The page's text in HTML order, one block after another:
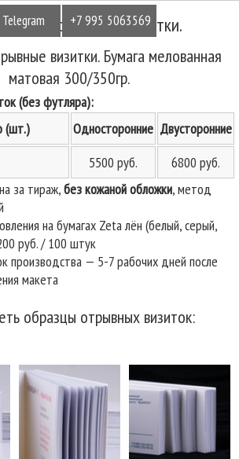
Telegram +7 995 5063569
на отрывные визитки.
визитки. Бумага мелованная
матовая 300/350гр.
(без футляра):
(шт.)
Односторонние Двусторонние
5500 руб.
6800 руб.
за тираж,без кожаной обложки, метод
на бумагах Zeta лён (белый, серый,
руб. / 100 штук
производства — 5-7 рабочих дней после
макета
образцы отрывных визиток: